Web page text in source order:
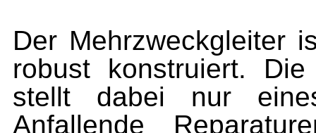
Der Mehrzweckgleiter
robust konstruiert.
stellt dabei nur
Anfallende